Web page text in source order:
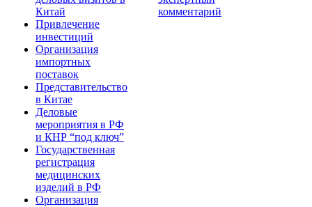
Китай
Привлечение
инвестиций
Организация
импортных
поставок
Представительство
в Китае
Деловые
мероприятия в РФ
и КНР “под ключ”
Государственная
регистрация
медицинских
изделий в РФ
Организация
комментарий